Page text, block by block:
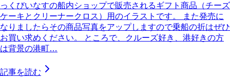
っくびいなすの船内ショップで販売されるギフト商品（チーズ
ケーキとクリーナークロス）用のイラストです。 また発売に
なりましたらその商品写真をアップしますので乗船の折はぜひ
お買い求めください。 ところで、クルーズ好き、港好きの方
は背景の港町…
記事を読む